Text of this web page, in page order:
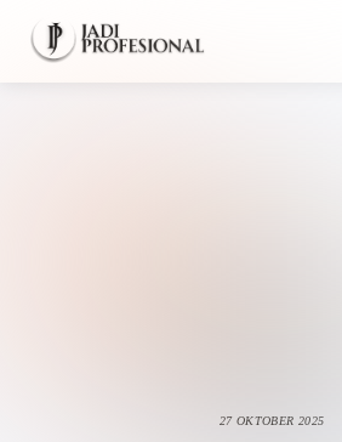
content
27 OKTOBER 2025